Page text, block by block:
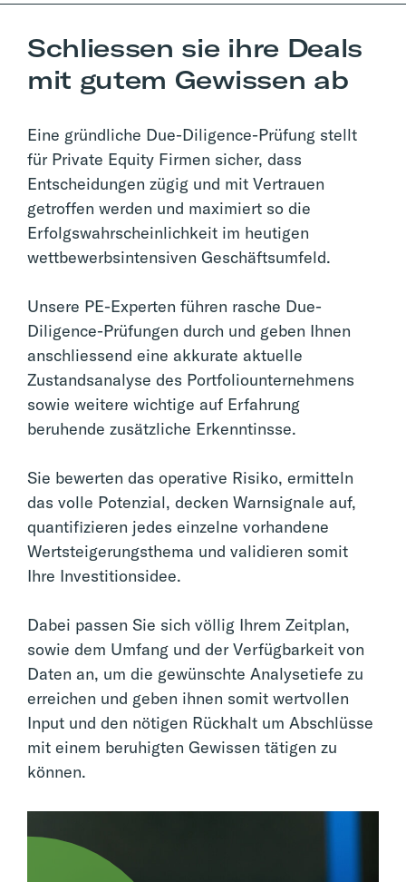
Schliessen sie ihre Deals
mit gutem Gewissen ab
Eine gründliche Due-Diligence-Prüfung stellt
für Private Equity Firmen sicher, dass
Entscheidungen zügig und mit Vertrauen
getroffen werden und maximiert so die
Erfolgswahrscheinlichkeit im heutigen
wettbewerbsintensiven Geschäftsumfeld.
Unsere PE-Experten führen rasche Due-
Diligence-Prüfungen durch und geben Ihnen
anschliessend eine akkurate aktuelle
Zustandsanalyse des Portfoliounternehmens
sowie weitere wichtige auf Erfahrung
beruhende zusätzliche Erkenntinsse.
Sie bewerten das operative Risiko, ermitteln
das volle Potenzial, decken Warnsignale auf,
quantifizieren jedes einzelne vorhandene
Wertsteigerungsthema und validieren somit
Ihre Investitionsidee.
Dabei passen Sie sich völlig Ihrem Zeitplan,
sowie dem Umfang und der Verfügbarkeit von
Daten an, um die gewünschte Analysetiefe zu
erreichen und geben ihnen somit wertvollen
Input und den nötigen Rückhalt um Abschlüsse
mit einem beruhigten Gewissen tätigen zu
können.